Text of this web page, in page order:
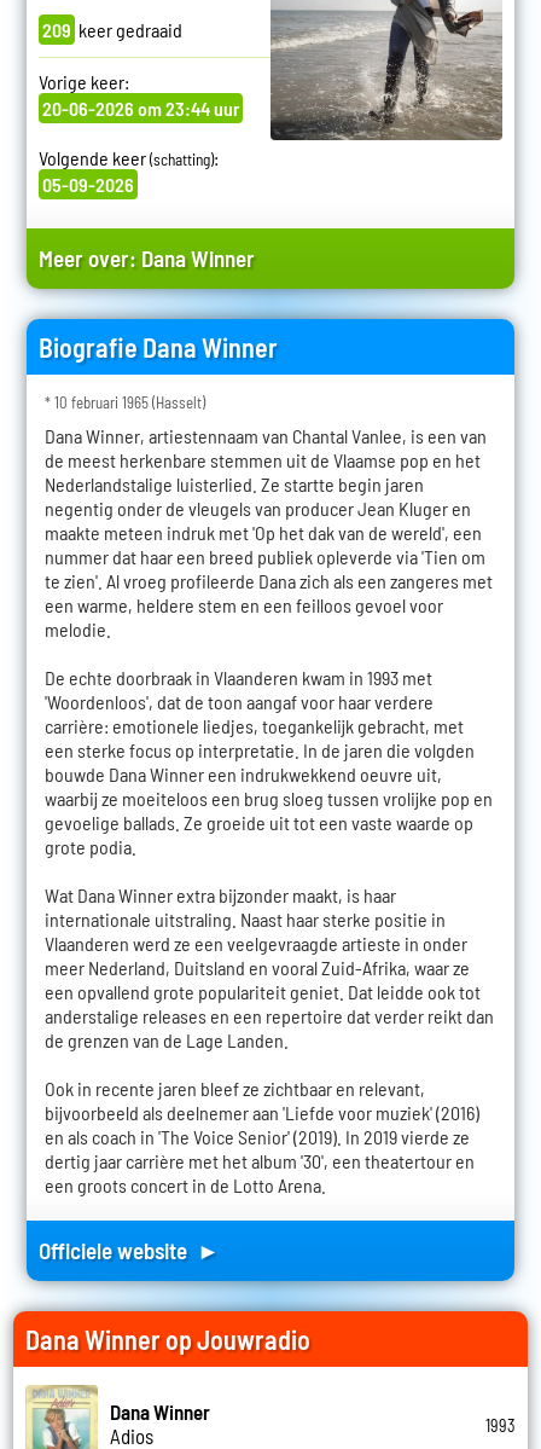
209 keer gedraaid
Vorige keer:
20-06-2026 om 23:44 uur
Volgende keer(schatting):
05-09-2026
Meer over: Dana Winner
Biografie Dana Winner
* 10 februari 1965 (Hasselt)
Dana Winner, artiestennaam van Chantal Vanlee, is een van
de meest herkenbare stemmen uit de Vlaamse pop en het
Nederlandstalige luisterlied. Ze startte begin jaren
negentig onder de vleugels van producer Jean Kluger en
maakte meteen indruk met 'Op het dak van de wereld', een
nummer dat haar een breed publiek opleverde via 'Tien om
te zien'. Al vroeg profileerde Dana zich als een zangeres met
een warme, heldere stem en een feilloos gevoel voor
melodie.
De echte doorbraak in Vlaanderen kwam in 1993 met
'Woordenloos', dat de toon aangaf voor haar verdere
carrière: emotionele liedjes, toegankelijk gebracht, met
een sterke focus op interpretatie. In de jaren die volgden
bouwde Dana Winner een indrukwekkend oeuvre uit,
waarbij ze moeiteloos een brug sloeg tussen vrolijke pop en
gevoelige ballads. Ze groeide uit tot een vaste waarde op
grote podia.
Wat Dana Winner extra bijzonder maakt, is haar
internationale uitstraling. Naast haar sterke positie in
Vlaanderen werd ze een veelgevraagde artieste in onder
meer Nederland, Duitsland en vooral Zuid-Afrika, waar ze
een opvallend grote populariteit geniet. Dat leidde ook tot
anderstalige releases en een repertoire dat verder reikt dan
de grenzen van de Lage Landen.
Ook in recente jaren bleef ze zichtbaar en relevant,
bijvoorbeeld als deelnemer aan 'Liefde voor muziek' (2016)
en als coach in 'The Voice Senior' (2019). In 2019 vierde ze
dertig jaar carrière met het album '30', een theatertour en
een groots concert in de Lotto Arena.
Officiele website ►
Dana Winner op Jouwradio
Dana Winner
Adios
1993